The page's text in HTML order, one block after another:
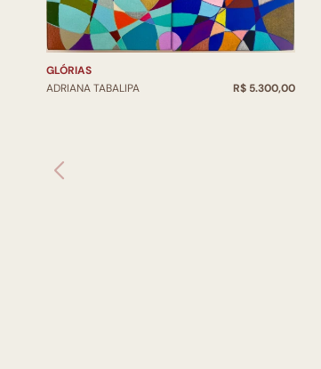
GLÓRIAS
ADRIANA TABALIPA
R$ 5.300,00